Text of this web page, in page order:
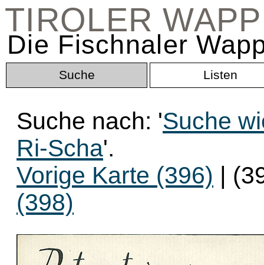
TIROLER
Die Fischnaler
Suche Listen
Suche nach: 'Suche
Ri-Scha'.
Vorige Karte (396) |
(398)